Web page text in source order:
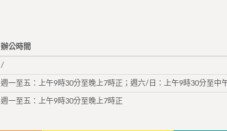
辦公時間
/
週一至五：上午9時30分至晚上7時正；週六/日：上午9時30分至中
週一至五：上午9時30分至晚上7時正